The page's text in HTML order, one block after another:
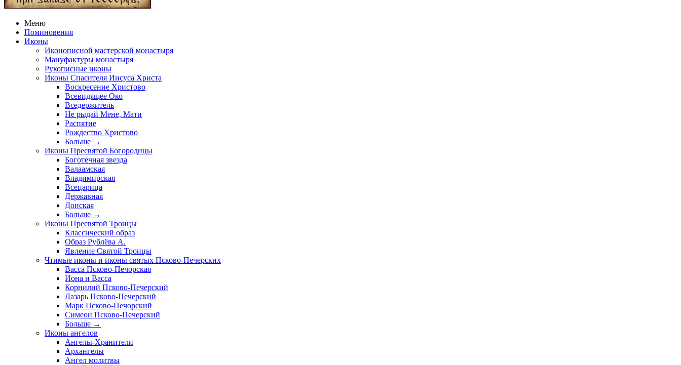
Меню
Поминовения
Иконы
Иконописной мастерской монастыря
Мануфактуры монастыря
Рукописные иконы
Иконы Спасителя Иисуса Христа
Воскресение Христово
Всевидящее Око
Вседержитель
Не рыдай Мене, Мати
Распятие
Рождество Христово
Больше →
Иконы Пресвятой Богородицы
Боготечная звезда
Валаамская
Владимирская
Всецарица
Державная
Донская
Больше →
Иконы Пресвятой Троицы
Классический образ
Образ Рублёва А.
Явление Святой Троицы
Чтимые иконы и иконы святых Псково-Печерских
Васса Псково-Печорская
Иона и Васса
Корнилий Псково-Печерский
Лазарь Псково-Печерский
Марк Псково-Печорский
Симеон Псково-Печерский
Больше →
Иконы ангелов
Ангелы-Хранители
Архангелы
Ангел молитвы